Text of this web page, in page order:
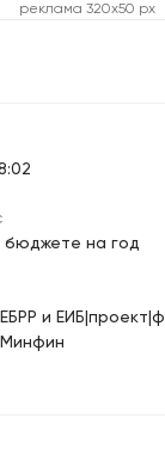
реклама 320x50 px
бюджете на год
ЕБРР и ЕИБ|проект|
Минфин